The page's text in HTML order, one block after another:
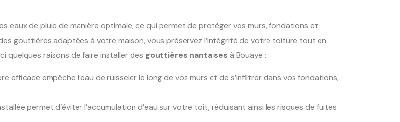
eaux de pluie de manière optimale, ce qui permet de protéger vos murs, fondations et
gouttières adaptées à votre maison, vous préservez l’intégrité de votre toiture tout en
raisons de faire installer des gouttières nantaises à Bouaye :
efficace empêche l’eau de ruisseler le long de vos murs et de s’infiltrer dans vos fondations,
permet d’éviter l’accumulation d’eau sur votre toit, réduisant ainsi les risques de fuites